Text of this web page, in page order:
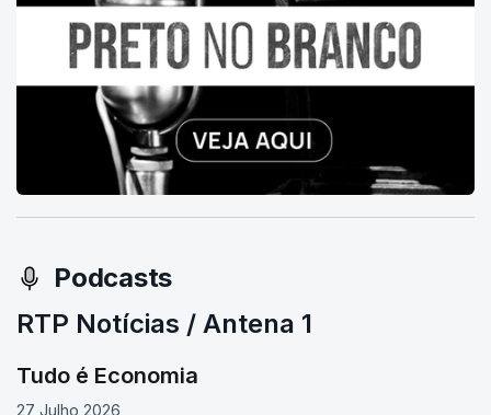
Podcasts
RTP Notícias / Antena 1
Tudo é Economia
27 Julho 2026